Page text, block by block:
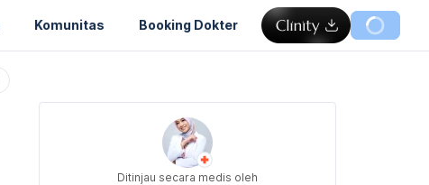
Komunitas Booking Dokter
Ditinjau secara medis oleh